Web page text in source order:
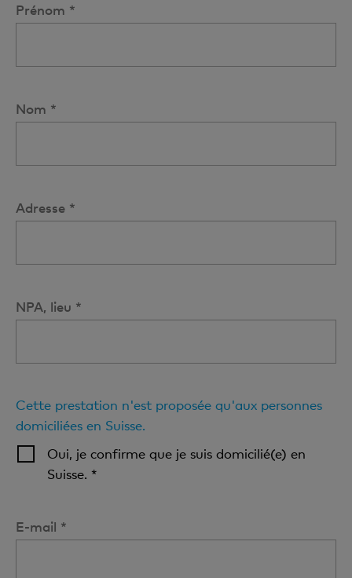
Prénom *
Nom *
Adresse *
NPA, lieu *
Cette prestation n'est proposée qu'aux personnes
domiciliées en Suisse.
Oui, je confirme que je suis domicilié(e) en
Suisse. *
E-mail *